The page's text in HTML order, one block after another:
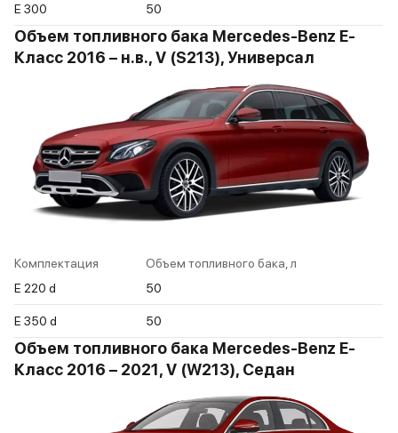
E 300
50
Объем топливного бака Mercedes-Benz E-
Класс 2016 – н.в., V (S213), Универсал
Комплектация
Объем топливного бака, л
E 220 d
50
E 350 d 50
Объем топливного бака Mercedes-Benz E-
Класс 2016 – 2021, V (W213), Седан